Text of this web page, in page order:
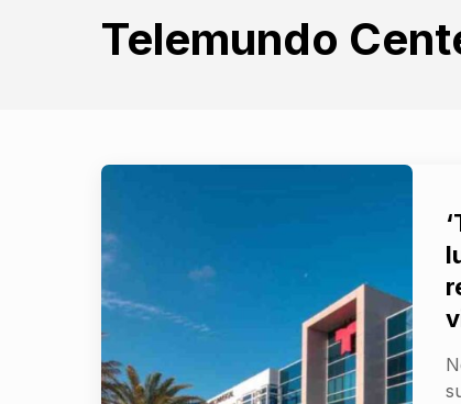
Telemundo